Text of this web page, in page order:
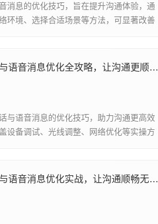
消息的优化技巧，旨在提升沟通体验，通
环境、选择合适场景等方法，可显著改善
视频通话与语音消息优化全攻略，让沟通更顺畅的全方位指南
与语音消息的优化技巧，助力沟通更高效
设备调试、光线调整、网络优化等实操方
视频通话与语音消息优化实战，让沟通顺畅无阻的技巧指南